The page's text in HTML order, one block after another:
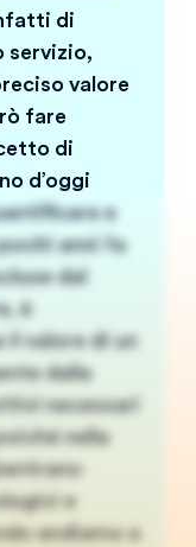
di
servizio,
valore
fare
di
d’oggi
e
anni fa
dal
è
valore di un
dalla
necessari
nella
e
andiamo a